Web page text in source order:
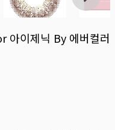
아이제닉 By 에버컬러